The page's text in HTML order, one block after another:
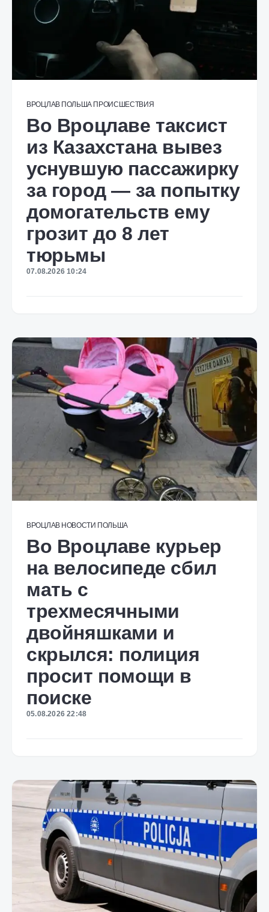
ВРОЦЛАВ ПОЛЬША ПРОИСШЕСТВИЯ
Во Вроцлаве таксист
из Казахстана вывез
уснувшую пассажирку
за город — за попытку
домогательств ему
грозит до 8 лет
тюрьмы
07.08.2026 10:24
ВРОЦЛАВ НОВОСТИ ПОЛЬША
Во Вроцлаве курьер
на велосипеде сбил
мать с
трехмесячными
двойняшками и
скрылся: полиция
просит помощи в
поиске
05.08.2026 22:48